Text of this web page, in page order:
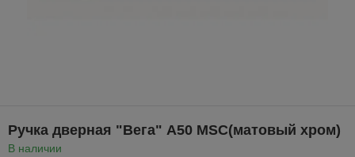
Ручка дверная "Вега" A50 MSC(матовый хром)
В наличии